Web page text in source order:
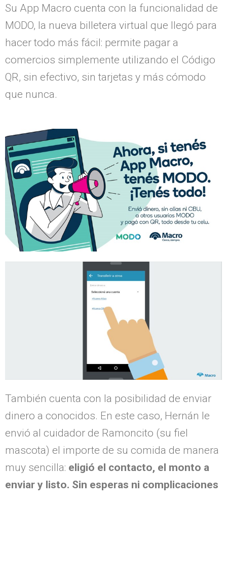
Su App Macro cuenta con la funcionalidad de
MODO, la nueva billetera virtual que llegó para
hacer todo más fácil: permite pagar a
comercios simplemente utilizando el Código
QR, sin efectivo, sin tarjetas y más cómodo
que nunca.
También cuenta con la posibilidad de enviar
dinero a conocidos. En este caso, Hernán le
envió al cuidador de Ramoncito (su fiel
mascota) el importe de su comida de manera
muy sencilla: eligió el contacto, el monto a
enviar y listo. Sin esperas ni complicaciones